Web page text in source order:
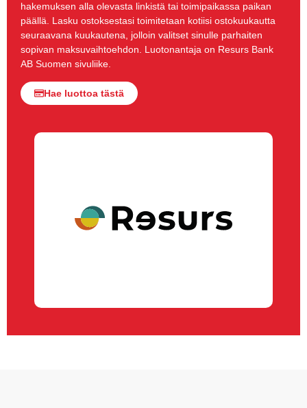
hakemuksen alla olevasta linkistä tai toimipaikassa paikan
päällä. Lasku ostoksestasi toimitetaan kotiisi ostokuukautta
seuraavana kuukautena, jolloin valitset sinulle parhaiten
sopivan maksuvaihtoehdon. Luotonantaja on Resurs Bank
AB Suomen sivuliike.
Hae luottoa tästä